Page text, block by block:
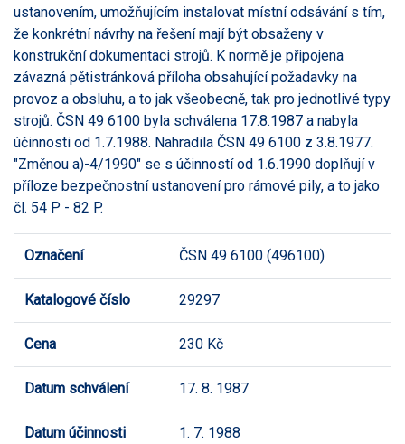
ustanovením, umožňujícím instalovat místní odsávání s tím,
že konkrétní návrhy na řešení mají být obsaženy v
konstrukční dokumentaci strojů. K normě je připojena
závazná pětistránková příloha obsahující požadavky na
provoz a obsluhu, a to jak všeobecně, tak pro jednotlivé typy
strojů. ČSN 49 6100 byla schválena 17.8.1987 a nabyla
účinnosti od 1.7.1988. Nahradila ČSN 49 6100 z 3.8.1977.
"Změnou a)-4/1990" se s účinností od 1.6.1990 doplňují v
příloze bezpečnostní ustanovení pro rámové pily, a to jako
čl. 54 P - 82 P.
Označení ČSN 49 6100 (496100)
Katalogové číslo 29297
Cena 230 Kč
Datum schválení 17. 8. 1987
Datum účinnosti 1. 7. 1988